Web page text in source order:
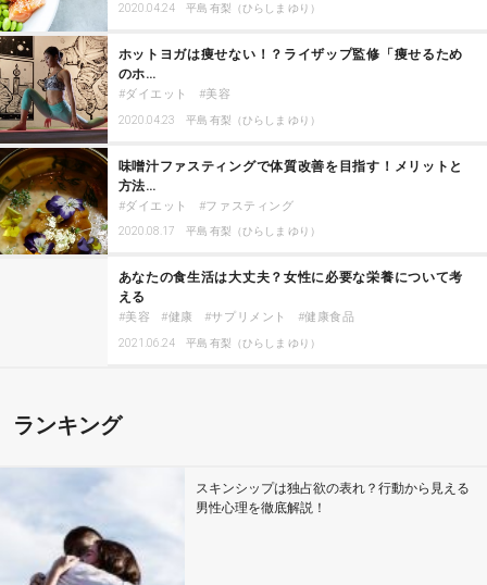
2020.04.24 平島 有梨（ひらしま ゆり）
ホットヨガは痩せない！？ライザップ監修「痩せるため
のホ…
ダイエット 美容
2020.04.23 平島 有梨（ひらしま ゆり）
味噌汁ファスティングで体質改善を目指す！メリットと
方法…
ダイエット ファスティング
2020.08.17 平島 有梨（ひらしま ゆり）
あなたの食生活は大丈夫？女性に必要な栄養について考
える
美容 健康 サプリメント 健康食品
2021.06.24 平島 有梨（ひらしま ゆり）
ランキング
スキンシップは独占欲の表れ？行動から見える
男性心理を徹底解説！